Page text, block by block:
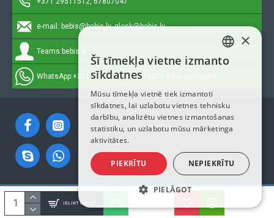
IELIKT GROZĀ
e-mail: bebis@bebis.lv, glosk@bebis.lv
Teams: bebis.lv
WhatsApp:+371 29511512, 20579272 (tikai ziņojumi)
Autortiesības © 2023, Bebis.lv, Visas tiesības aizsargātas
LATVIAN
ENGLISH
×
Šī tīmekļa vietne izmanto
sīkdatnes
Mūsu tīmekļa vietnē tiek izmantoti
sīkdatnes, lai uzlabotu vietnes tehnisku
darbību, analizētu vietnes izmantošanas
statistiku, un uzlabotu mūsu mārketinga
aktivitātes.
PIEKRĪTU NEPIEKRĪTU
PIELĀGOT